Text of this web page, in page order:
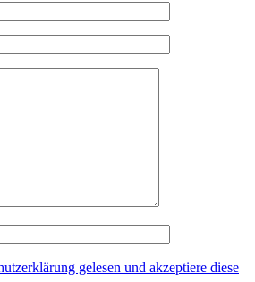
gelesen und akzeptiere diese